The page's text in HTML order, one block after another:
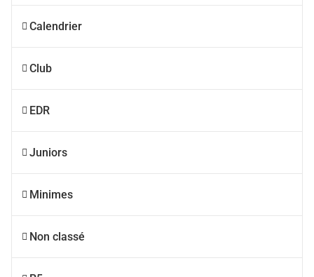
Calendrier
Club
EDR
Juniors
Minimes
Non classé